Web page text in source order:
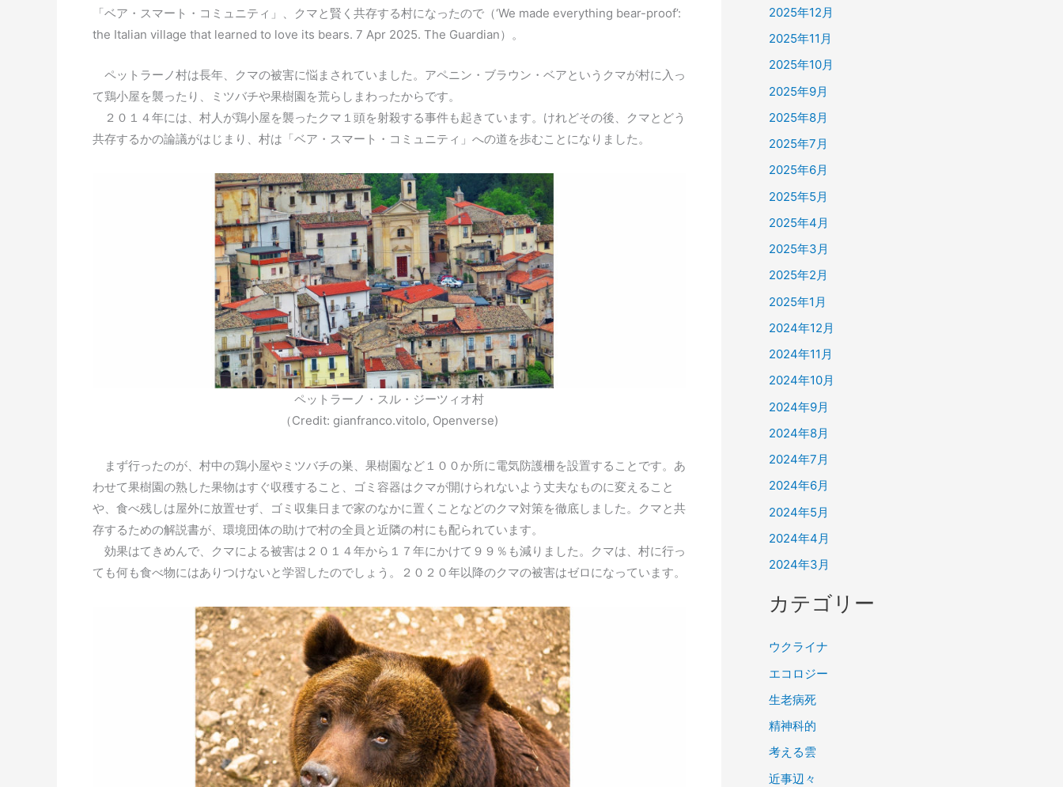
「ベア・スマート・コミュニティ」、クマと賢く共存する村になったので（‘We made everything bear-proof’:
the Italian village that learned to love its bears. 7 Apr 2025. The Guardian）。
ペットラーノ村は長年、クマの被害に悩まされていました。アペニン・ブラウン・ベアというクマが村に入っ
て鶏小屋を襲ったり、ミツバチや果樹園を荒らしまわったからです。
２０１４年には、村人が鶏小屋を襲ったクマ１頭を射殺する事件も起きています。けれどその後、クマとどう
共存するかの論議がはじまり、村は「ベア・スマート・コミュニティ」への道を歩むことになりました。
ペットラーノ・スル・ジーツィオ村
（Credit: gianfranco.vitolo, Openverse)
まず行ったのが、村中の鶏小屋やミツバチの巣、果樹園など１００か所に電気防護柵を設置することです。あ
わせて果樹園の熟した果物はすぐ収穫すること、ゴミ容器はクマが開けられないよう丈夫なものに変えること
や、食べ残しは屋外に放置せず、ゴミ収集日まで家のなかに置くことなどのクマ対策を徹底しました。クマと共
存するための解説書が、環境団体の助けで村の全員と近隣の村にも配られています。
効果はてきめんで、クマによる被害は２０１４年から１７年にかけて９９％も減りました。クマは、村に行っ
ても何も食べ物にはありつけないと学習したのでしょう。２０２０年以降のクマの被害はゼロになっています。
2025年12月
2025年11月
2025年10月
2025年9月
2025年8月
2025年7月
2025年6月
2025年5月
2025年4月
2025年3月
2025年2月
2025年1月
2024年12月
2024年11月
2024年10月
2024年9月
2024年8月
2024年7月
2024年6月
2024年5月
2024年4月
2024年3月
カテゴリー
ウクライナ
エコロジー
生老病死
精神科的
考える雲
近事辺々